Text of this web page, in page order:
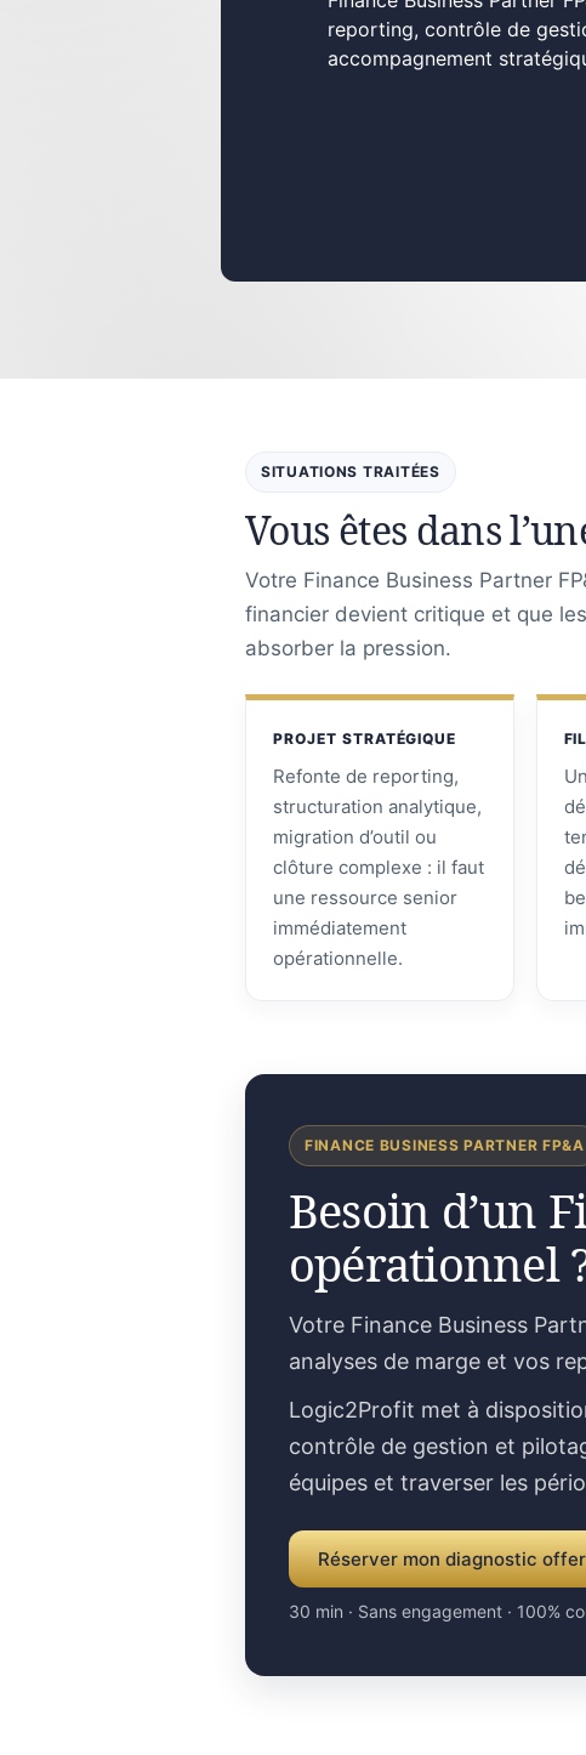
reporting, contrôle de
accompagnement
SITUATIONS TRAITÉES
Vous êtes dans
Votre Finance Business Partner
financier devient critique et que
absorber la pression.
PROJET STRATÉGIQUE
Refonte de reporting,
structuration analytique,
migration d’outil ou
clôture complexe : il faut
une ressource senior
immédiatement
opérationnelle.
FINANCE BUSINESS PARTNER FP&A
Besoin d’un
opérationnel
Votre Finance Business
analyses de marge et vos
Logic2Profit met à
contrôle de gestion et
équipes et traverser les
Réserver mon diagnostic
30 min · Sans engagement · 100%